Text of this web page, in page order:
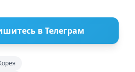
в Телеграм